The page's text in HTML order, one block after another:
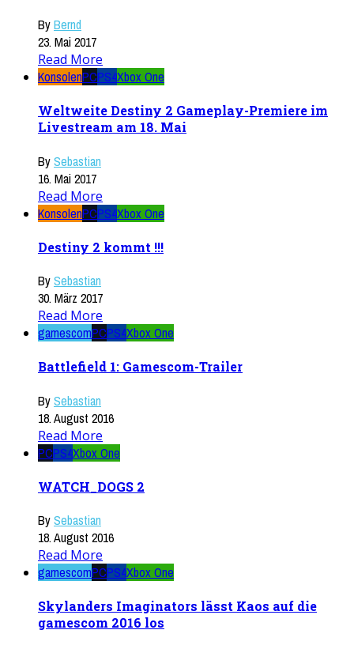
ByBernd
23. Mai 2017
Read More
KonsolenPCPS4Xbox One
Weltweite Destiny 2 Gameplay-Premiere im
Livestream am 18. Mai
BySebastian
16. Mai 2017
Read More
KonsolenPCPS4Xbox One
Destiny 2 kommt !!!
BySebastian
30. März 2017
Read More
gamescomPCPS4Xbox One
Battlefield 1: Gamescom-Trailer
BySebastian
18. August 2016
Read More
PCPS4Xbox One
WATCH_DOGS 2
BySebastian
18. August 2016
Read More
gamescomPCPS4Xbox One
Skylanders Imaginators lässt Kaos auf die
gamescom 2016 los